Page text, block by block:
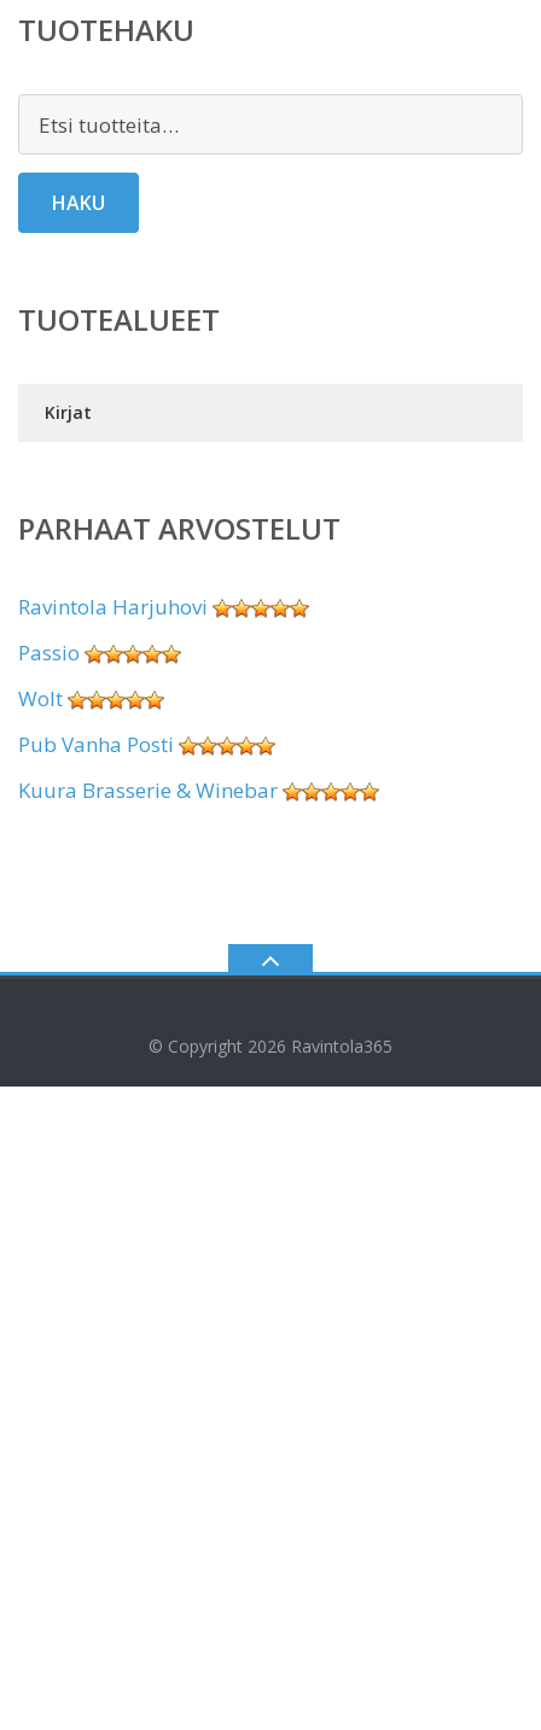
TUOTEHAKU
HAKU
TUOTEALUEET
Kirjat
PARHAAT ARVOSTELUT
Ravintola Harjuhovi
Passio
Wolt
Pub Vanha Posti
Kuura Brasserie & Winebar
© Copyright 2026 Ravintola365